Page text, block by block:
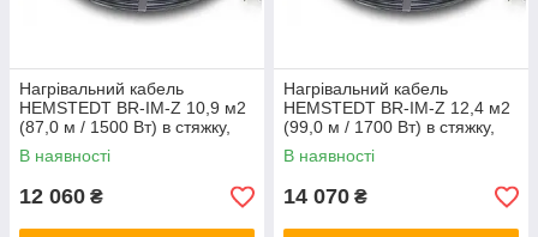
Нагрівальний кабель
HEMSTEDT BR-IM-Z 10,9 м2
(87,0 м / 1500 Вт) в стяжку,
тепла підлога електричний
Хемштед
В наявності
12 060 ₴
Нагрівальний кабель
HEMSTEDT BR-IM-Z 12,4 м2
(99,0 м / 1700 Вт) в стяжку,
тепла підлога електричний
Хемштед
В наявності
14 070 ₴